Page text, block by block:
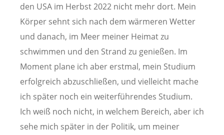
den USA im Herbst 2022 nicht mehr dort. Mein
Körper sehnt sich nach dem wärmeren Wetter
und danach, im Meer meiner Heimat zu
schwimmen und den Strand zu genießen. Im
Moment plane ich aber erstmal, mein Studium
erfolgreich abzuschließen, und vielleicht mache
ich später noch ein weiterführendes Studium.
Ich weiß noch nicht, in welchem Bereich, aber ich
sehe mich später in der Politik, um meiner